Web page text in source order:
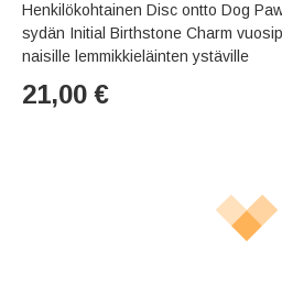
Henkilökohtainen Disc ontto Dog
sydän Initial Birthstone Charm
naisille lemmikkieläinten ystäville
21,00 €